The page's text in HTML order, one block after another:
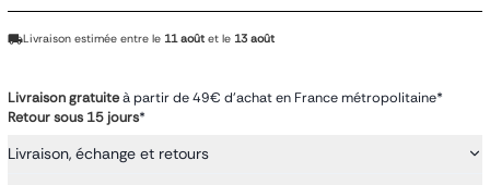
Livraison estimée entre le 11 août et le 13 août
Livraison gratuiteà partir de 49€ d'achat en France métropolitaine*
Retour sous 15 jours*
Livraison, échange et retours